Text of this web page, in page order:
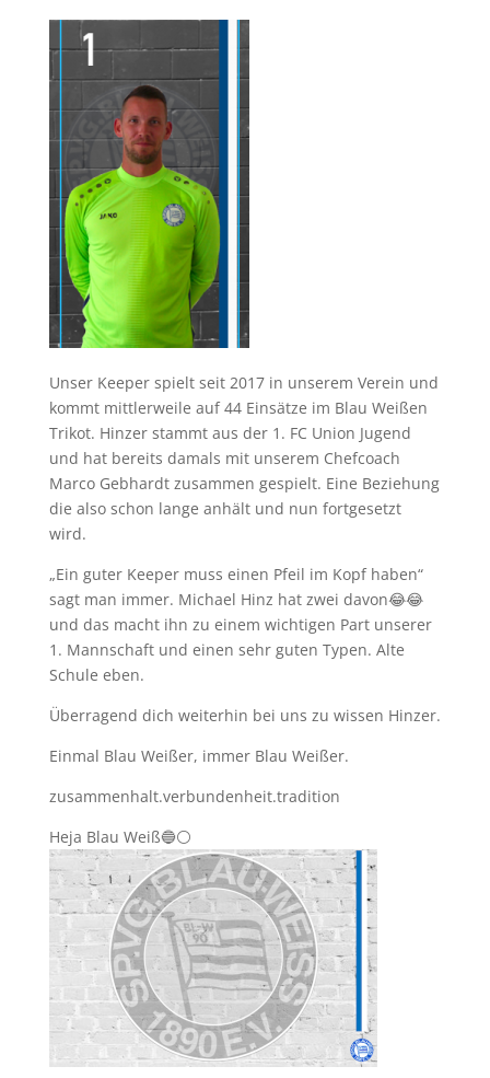
Unser Keeper spielt seit 2017 in unserem Verein und
kommt mittlerweile auf 44 Einsätze im Blau Weißen
Trikot. Hinzer stammt aus der 1. FC Union Jugend
und hat bereits damals mit unserem Chefcoach
Marco Gebhardt zusammen gespielt. Eine Beziehung
die also schon lange anhält und nun fortgesetzt
wird.
„Ein guter Keeper muss einen Pfeil im Kopf haben“
sagt man immer. Michael Hinz hat zwei davon😂😂
und das macht ihn zu einem wichtigen Part unserer
1. Mannschaft und einen sehr guten Typen. Alte
Schule eben.
Überragend dich weiterhin bei uns zu wissen Hinzer.
Einmal Blau Weißer, immer Blau Weißer.
zusammenhalt.verbundenheit.tradition
Heja Blau Weiß🔵⚪️